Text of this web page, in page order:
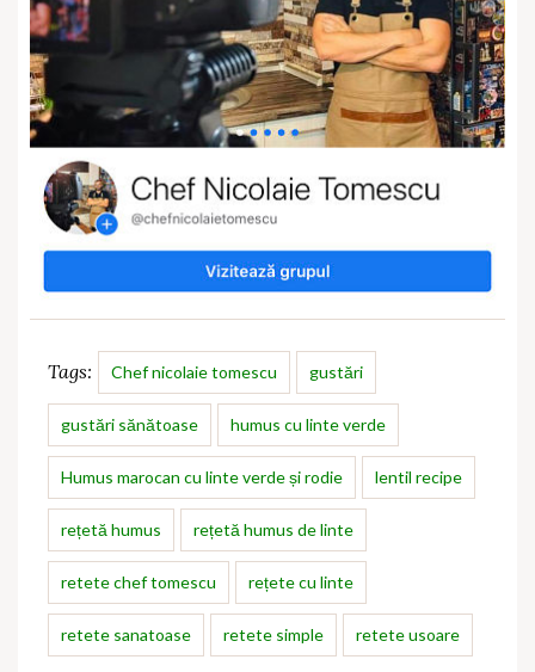
Tags: Chef nicolaie tomescu gustări
gustări sănătoase humus cu linte verde
Humus marocan cu linte verde și rodie lentil recipe
rețetă humus rețetă humus de linte
retete chef tomescu rețete cu linte
retete sanatoase retete simple retete usoare